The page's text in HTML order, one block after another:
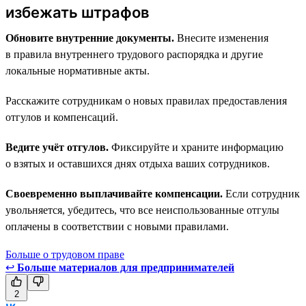
избежать штрафов
Обновите внутренние документы. Внесите изменения
в правила внутреннего трудового распорядка и другие
локальные нормативные акты.
Расскажите сотрудникам о новых правилах предоставления
отгулов и компенсаций.
Ведите учёт отгулов. Фиксируйте и храните информацию
о взятых и оставшихся днях отдыха ваших сотрудников.
Своевременно выплачивайте компенсации. Если сотрудник
увольняется, убедитесь, что все неиспользованные отгулы
оплачены в соответствии с новыми правилами.
Больше о трудовом праве
↩ Больше материалов для предпринимателей
2